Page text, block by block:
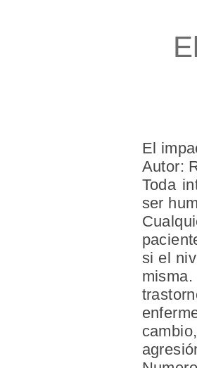
El
Autor:
Toda
ser
si el